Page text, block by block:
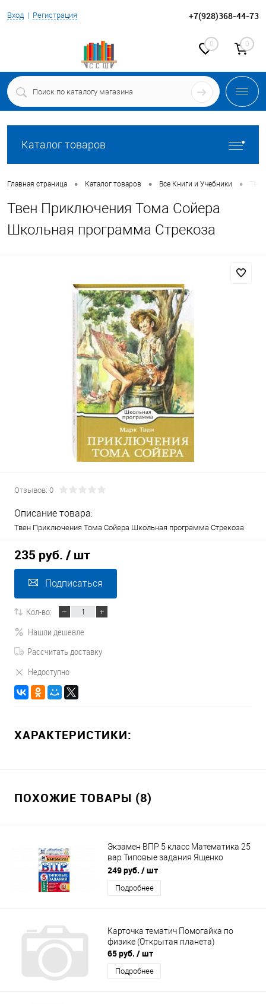
Вход Регистрация +7(928)368-44-73
0 0
Каталог товаров
Главная страница • Каталог товаров • Все Книги и Учебники •
Твен Приключения Тома Сойера
Школьная программа Стрекоза
Отзывов: 0
Описание товара:
Твен Приключения Тома Сойера Школьная программа Стрекоза
235 руб. / шт
Подписаться
Кол-во:
Нашли дешевле
Рассчитать доставку
Недоступно
ХАРАКТЕРИСТИКИ:
ПОХОЖИЕ ТОВАРЫ (8)
Экзамен ВПР 5 класс Математика 25
вар Типовые задания Ященко
СтатГрад
249 руб. / шт
Подробнее
Карточка тематич Помогайка по
физике (Открытая планета)
65 руб. / шт
Подробнее